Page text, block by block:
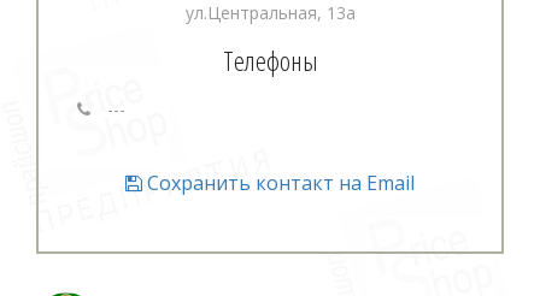
ул.Центральная, 13а
Телефоны
---
Сохранить контакт на Email